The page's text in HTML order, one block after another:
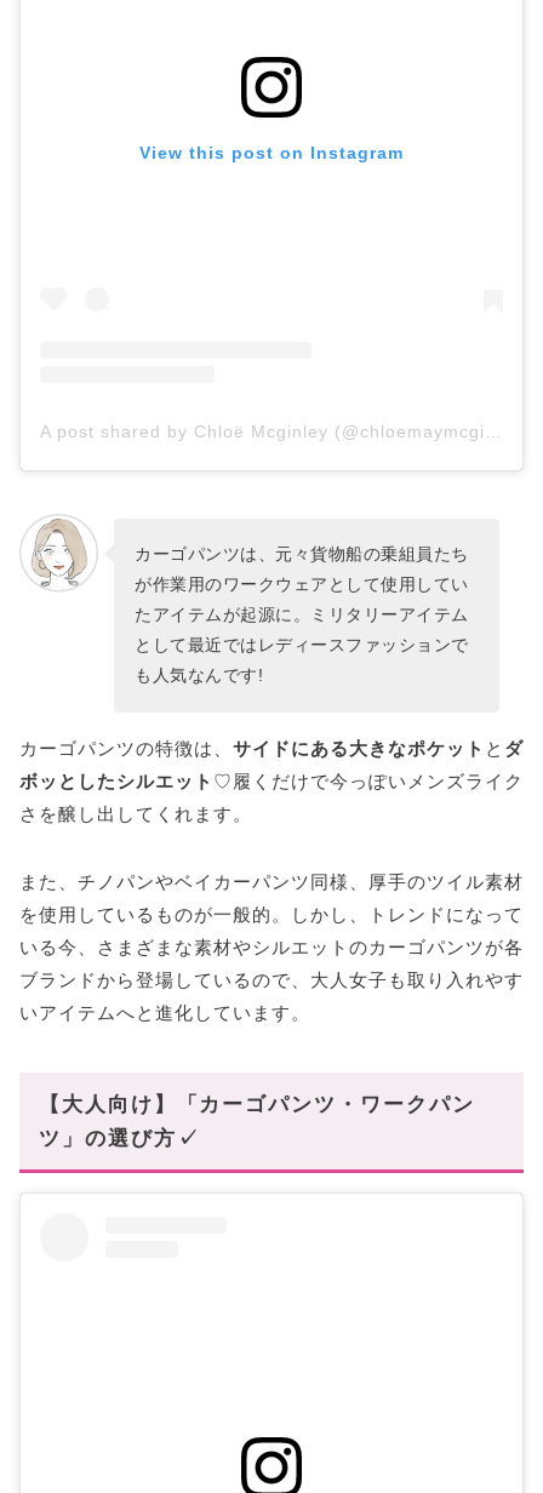
View this post on Instagram
カーゴパンツは、元々貨物船の乗組員たち
が作業用のワークウェアとして使用してい
たアイテムが起源に。ミリタリーアイテム
として最近ではレディースファッションで
も人気なんです!
カーゴパンツの特徴は、 サイドにある大きなポケット と ダ
ボッとしたシルエット ♡履くだけで今っぽいメンズライク
さを醸し出してくれます。
また、チノパンやベイカーパンツ同様、厚手のツイル素材
を使用しているものが一般的。しかし、トレンドになって
いる今、さまざまな素材やシルエットのカーゴパンツが各
ブランドから登場しているので、大人女子も取り入れやす
いアイテムへと進化しています。
【大人向け】「カーゴパンツ・ワークパン
ツ」の選び方✓